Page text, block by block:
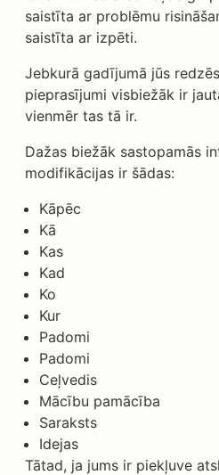
saistīta ar problēmu
saistīta ar izpēti.
Jebkurā gadījumā jūs
pieprasījumi visbiežāk ir
vienmēr tas tā ir.
Dažas biežāk sastopamās
modifikācijas ir šādas:
Kāpēc
Kā
Kas
Kad
Ko
Kur
Padomi
Padomi
Ceļvedis
Mācību pamācība
Saraksts
Idejas
Tātad, ja jums ir piekļuve